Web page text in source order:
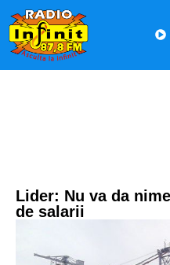
Lider: Nu va da
de salarii